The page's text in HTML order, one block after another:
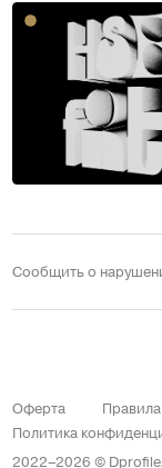
Сообщить о
2022–2026 © Dprofile.
Оферта
Политика